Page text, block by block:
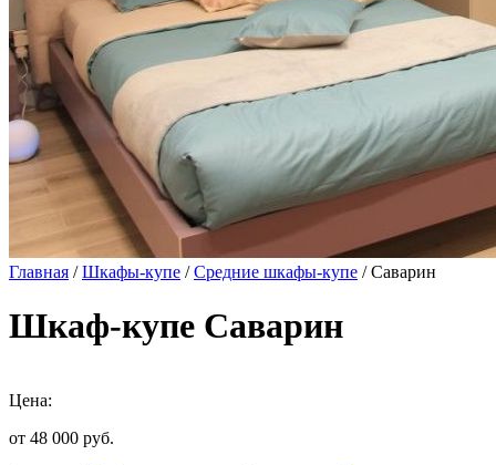
Главная /Шкафы-купе /Средние шкафы-купе / Саварин
Шкаф-купе Саварин
Цена:
от 48 000 руб.